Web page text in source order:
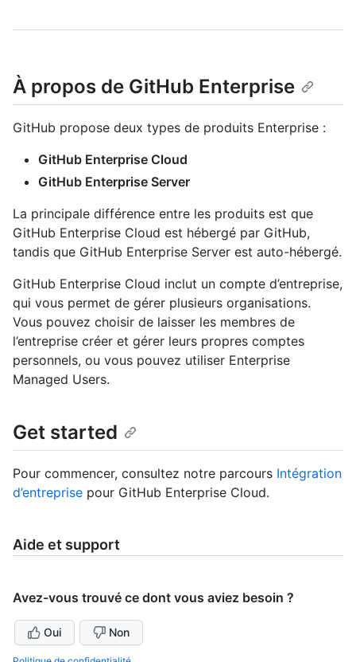
À propos de GitHub Enterprise
GitHub propose deux types de produits Enterprise :
GitHub Enterprise Cloud
GitHub Enterprise Server
La principale différence entre les produits est que
GitHub Enterprise Cloud est hébergé par GitHub,
tandis que GitHub Enterprise Server est auto-hébergé.
GitHub Enterprise Cloud inclut un compte d’entreprise,
qui vous permet de gérer plusieurs organisations.
Vous pouvez choisir de laisser les membres de
l’entreprise créer et gérer leurs propres comptes
personnels, ou vous pouvez utiliser Enterprise
Managed Users.
Get started
Pour commencer, consultez notre parcours Intégration
d’entreprise pour GitHub Enterprise Cloud.
Aide et support
Avez-vous trouvé ce dont vous aviez besoin ?
Oui Non